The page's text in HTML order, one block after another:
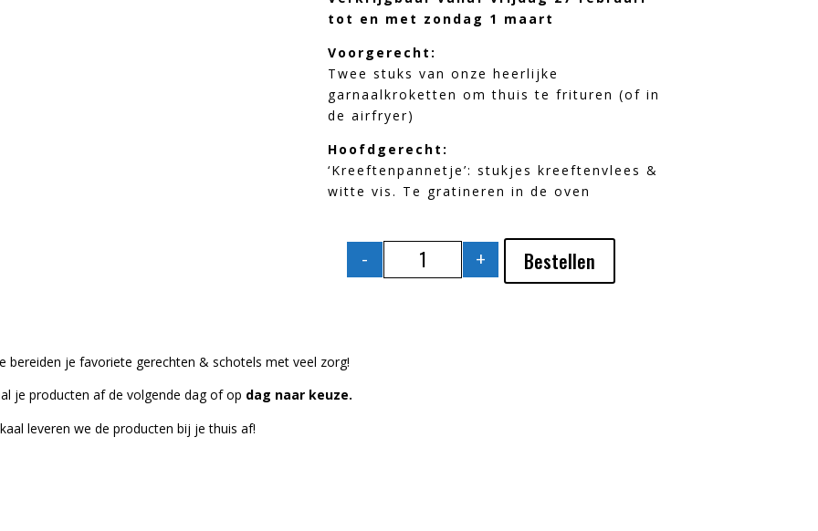
tot en met zondag 1 maart
Voorgerecht:
Twee stuks van onze heerlijke
garnaalkroketten om thuis te frituren (of in
de airfryer)
Hoofdgerecht:
‘Kreeftenpannetje’: stukjes kreeftenvlees &
witte vis. Te gratineren in de oven
TAKE-AWAY 27 FEBRUARI - 1 MAART AANTAL
- + Bestellen
bereiden je favoriete gerechten & schotels met veel zorg!
je producten af de volgende dag of op dag naar keuze.
leveren we de producten bij je thuis af!